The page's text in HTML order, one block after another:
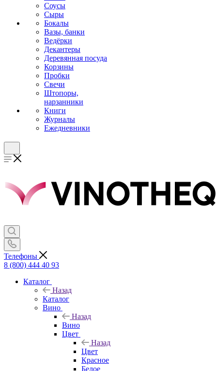
Соусы
Сыры
Бокалы
Вазы, банки
Ведёрки
Декантеры
Деревянная посуда
Корзины
Пробки
Свечи
Штопоры,
нарзанники
Книги
Журналы
Ежедневники
Телефоны
8 (800) 444 40 93
Каталог
Назад
Каталог
Вино
Назад
Вино
Цвет
Назад
Цвет
Красное
Белое